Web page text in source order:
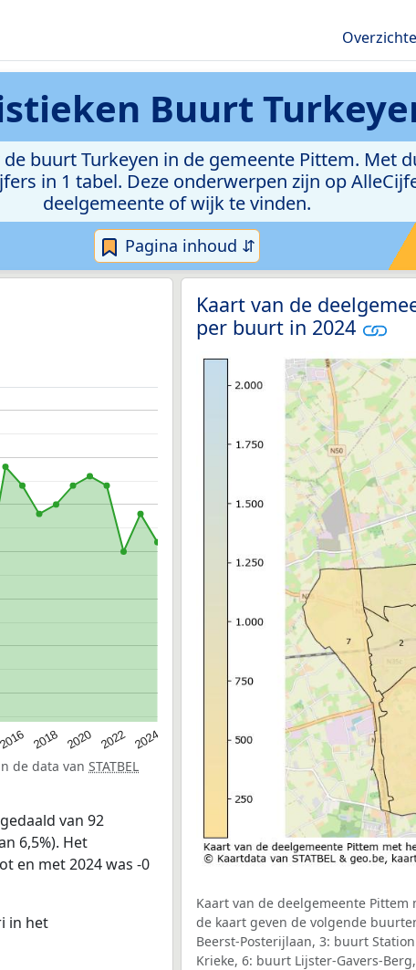
Buurt
buurt Turkeyen in de gemeente Pittem. Met
in 1 tabel. Deze onderwerpen zijn op
deelgemeente of wijk te vinden.
Pagina inhoud ⇵
2016 2018 2020 2022 2024
de data van STATBEL
van 92
6,5%). Het
en met 2024 was -0
in het
Kaart van de
per buurt in 2024
Kaart van de deelgemeente
de kaart geven de volgende
Beerst-Posterijlaan, 3: buurt
Krieke, 6: buurt Lijster-Gavers-